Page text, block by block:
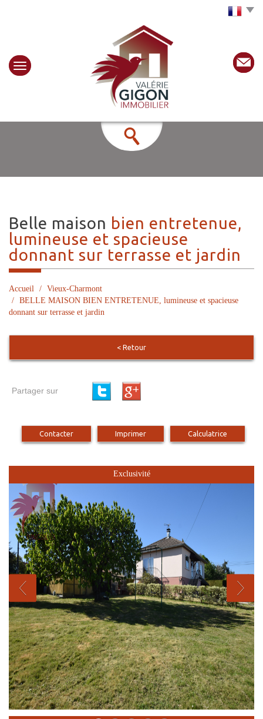
belle maison bien entretenue,
lumineuse et spacieuse
donnant sur terrasse et jardin
Accueil
Vieux-Charmont
BELLE MAISON BIEN ENTRETENUE, lumineuse et spacieuse
donnant sur terrasse et jardin
< Retour
Partager sur
Contacter Imprimer Calculatrice
Exclusivité